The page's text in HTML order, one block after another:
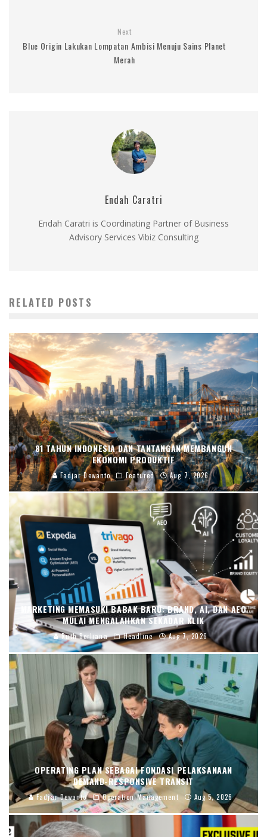
Next
Blue Origin Lakukan Lompatan Ambisi Menuju Sains Planet
Merah
Endah Caratri
Endah Caratri is Coordinating Partner of Business
Advisory Services Vibiz Consulting
RELATED POSTS
81 TAHUN INDONESIA DAN TANTANGAN MEMBANGUN
EKONOMI PRODUKTIF
Fadjar Dewanto Featured Aug 7, 2026
MARKETING MEMASUKI BABAK BARU: BRAND, AI, DAN AEO
MULAI MENGALAHKAN SEKADAR KLIK
Ruth Berliana Headline Aug 7, 2026
OPERATING PLAN SEBAGAI FONDASI PELAKSANAAN
DEMAND-RESPONSIVE TRANSIT
Fadjar Dewanto Operation Management Aug 5, 2026